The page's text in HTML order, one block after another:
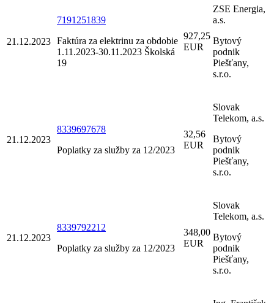
21.12.2023
7191251839
Faktúra za elektrinu za obdobie
1.11.2023-30.11.2023 Školská
19
927,25
EUR
ZSE Energia,
a.s.
Bytový
podnik
Piešťany,
s.r.o.
21.12.2023
8339697678
Poplatky za služby za 12/2023
32,56
EUR
Slovak
Telekom, a.s.
Bytový
podnik
Piešťany,
s.r.o.
21.12.2023
8339792212
Poplatky za služby za 12/2023
348,00
EUR
Slovak
Telekom, a.s.
Bytový
podnik
Piešťany,
s.r.o.